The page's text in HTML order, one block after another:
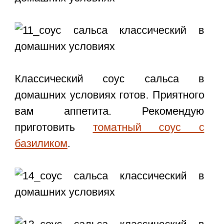
Классический соус сальса в
домашних условияхготов. Приятного
вам аппетита. Рекомендую
приготовить томатный соус с
базиликом.